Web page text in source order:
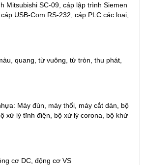
Mitsubishi SC-09, cáp lập trình Siemen
USB-Com RS-232, cáp PLC các loại,
quang, từ vuông, từ tròn, thu phát,
Máy đùn, máy thổi, máy cắt dán, bộ
xử lý tĩnh điện, bộ xử lý corona, bộ khử
cơ DC, động cơ VS